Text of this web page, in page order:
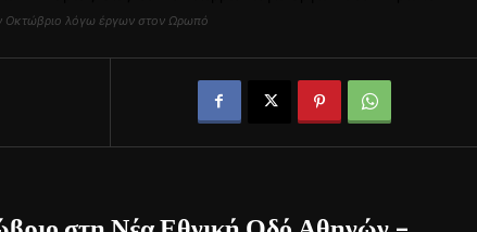
Οκτώβριο λόγω έργων στον Ωρωπό